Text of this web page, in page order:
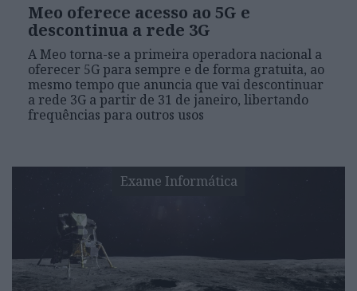
Meo oferece acesso ao 5G e
descontinua a rede 3G
A Meo torna-se a primeira operadora nacional a
oferecer 5G para sempre e de forma gratuita, ao
mesmo tempo que anuncia que vai descontinuar
a rede 3G a partir de 31 de janeiro, libertando
frequências para outros usos
Exame Informática